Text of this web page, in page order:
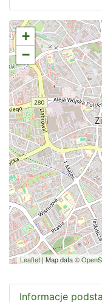
+
−
Leaflet| Map data ©
Informacje